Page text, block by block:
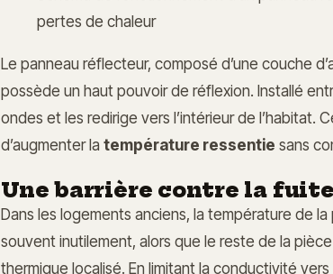
pertes de chaleur
Le panneau réflecteur, composé d’une couche
possède un haut pouvoir de réflexion. Installé
ondes et les redirige vers l’intérieur de l’habitat.
d’augmenter la température ressentie sans
Une barrière contre la
Dans les logements anciens, la température de
souvent inutilement, alors que le reste de la
thermique localisé. En limitant la conductivité